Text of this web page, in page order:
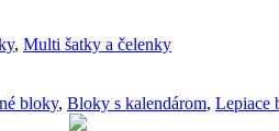
, Multi šatky a čelenky
bloky, Bloky s kalendárom, Lepiace